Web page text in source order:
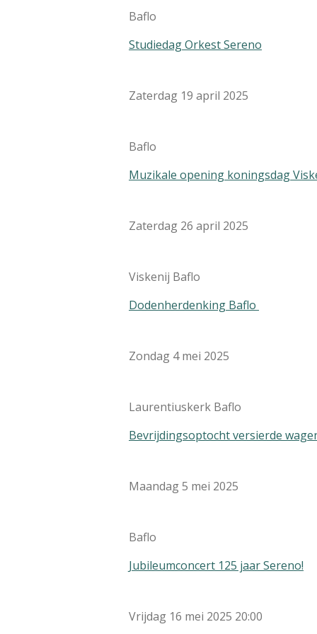
Baflo
Studiedag Orkest Sereno
Zaterdag 19 april 2025
Baflo
Muzikale opening koningsdag
Zaterdag 26 april 2025
Viskenij Baflo
Dodenherdenking Baflo
Zondag 4 mei 2025
Laurentiuskerk Baflo
Bevrijdingsoptocht versierde
Maandag 5 mei 2025
Baflo
Jubileumconcert 125 jaar Sereno!
Vrijdag 16 mei 2025 20:00